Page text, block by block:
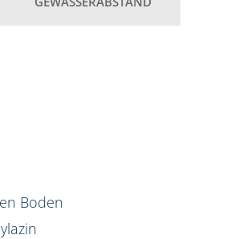
Boden